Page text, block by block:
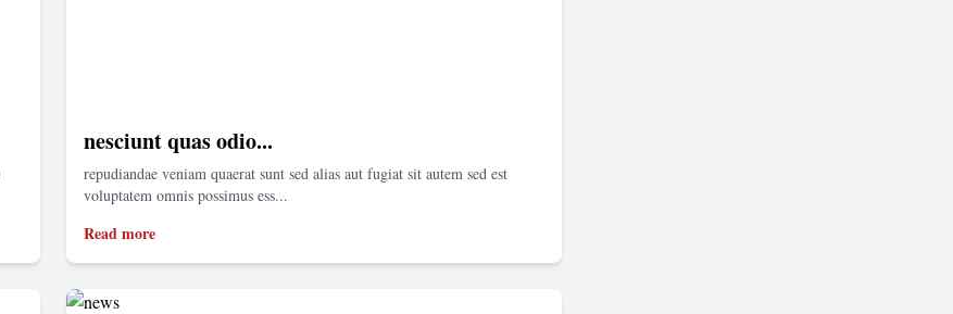
nesciunt quas odio...
repudiandae veniam quaerat sunt sed alias aut fugiat sit autem sed est
voluptatem omnis possimus ess...
Read more